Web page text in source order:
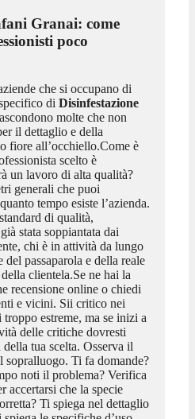
Granai: come
poco
che si occupano di
di Disinfestazione
molte che non
il dettaglio e della
fiore all’occhiello.Come è
scelto è
un lavoro di alta qualità?
generali che puoi
tempo esiste l’azienda.
di qualità,
stata soppiantata dai
chi è in attività da lungo
passaparola e della reale
clientela.Se ne hai la
recensione online o chiedi
e vicini. Sii critico nei
estreme, ma se inizi a
delle critiche dovresti
tua scelta. Osserva il
sopralluogo. Ti fa domande?
noti il problema? Verifica
accertarsi che la specie
Ti spiega nel dettaglio